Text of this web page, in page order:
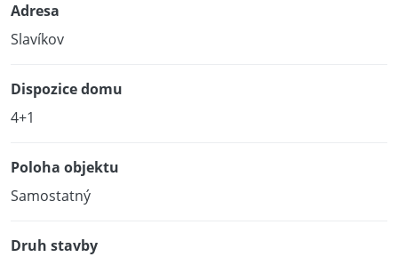
Adresa
Slavíkov
Dispozice domu
4+1
Poloha objektu
Samostatný
Druh stavby